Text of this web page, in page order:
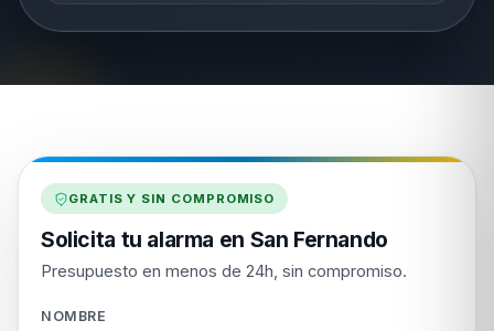
GRATIS Y SIN COMPROMISO
Solicita tu alarma en San Fernando
Presupuesto en menos de 24h, sin compromiso.
NOMBRE